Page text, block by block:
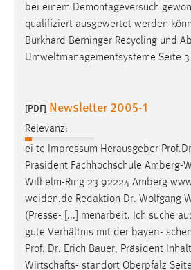
bei einem Demontageversuch
qualifiziert ausgewertet werden
Burkhard Berninger Recycling und
Umweltmanagementsysteme Seite
[PDF] Newsletter 2005-1
Relevanz:
ei te Impressum Herausgeber Prof.Dr
Präsident Fachhochschule Amberg-
Wilhelm-Ring 23 92224 Amberg
weiden.de Redaktion Dr. Wolfgang
(Presse- [...] menarbeit. Ich suche
gute Verhältnis mit der bayeri-
Prof. Dr. Erich Bauer, Präsident
Wirtschafts- standort Oberpfalz